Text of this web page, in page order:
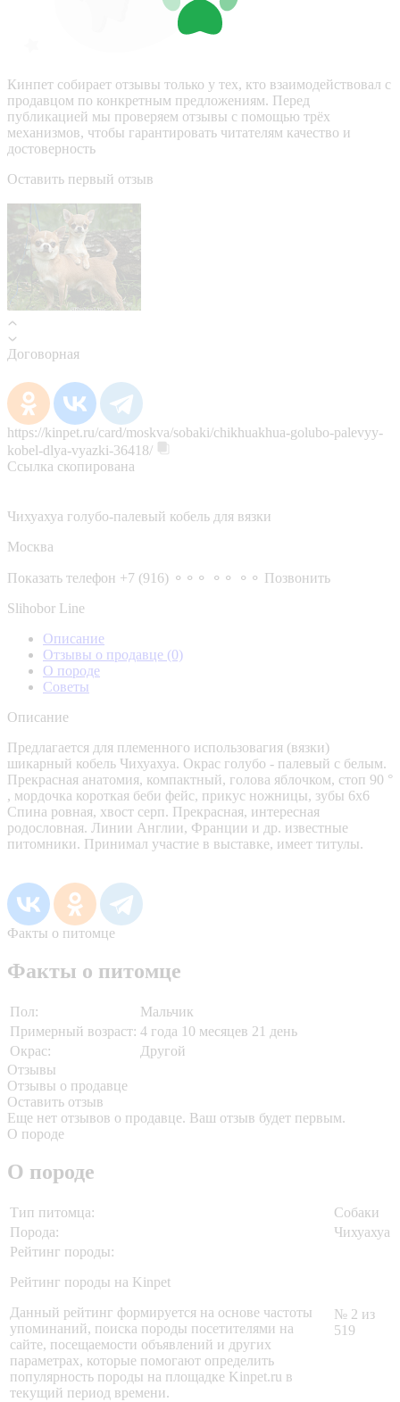
Кинпет собирает отзывы только у тех, кто взаимодействовал с
продавцом по конкретным предложениям. Перед
публикацией мы проверяем отзывы с помощью трёх
механизмов, чтобы гарантировать читателям качество и
достоверность
Оставить первый отзыв
Договорная
https://kinpet.ru/card/moskva/sobaki/chikhuakhua-golubo-palevyy-
kobel-dlya-vyazki-36418/
Ссылка скопирована
Чихуахуа голубо-палевый кобель для вязки
Москва
Показать телефон +7 (916) ⚬⚬⚬ ⚬⚬ ⚬⚬ Позвонить
Slihobor Line
Описание
Отзывы о продавце (0)
О породе
Советы
Описание
Предлагается для племенного использовагия (вязки)
шикарный кобель Чихуахуа. Окрас голубо - палевый с белым.
Прекрасная анатомия, компактный, голова яблочком, стоп 90 °
, мордочка короткая беби фейс, прикус ножницы, зубы 6х6
Спина ровная, хвост серп. Прекрасная, интересная
родословная. Линии Англии, Франции и др. известные
питомники. Принимал участие в выставке, имеет титулы.
Факты о питомце
Факты о питомце
Пол:
Мальчик
Примерный возраст: 4 года 10 месяцев 21 день
Окрас:
Другой
Отзывы
Отзывы о продавце
Оставить отзыв
Еще нет отзывов о продавце. Ваш отзыв будет первым.
О породе
О породе
Тип питомца:
Собаки
Порода:
Чихуахуа
Рейтинг породы:
Рейтинг породы на Kinpet
Данный рейтинг формируется на основе частоты
упоминаний, поиска породы посетителями на
сайте, посещаемости объявлений и других
параметрах, которые помогают определить
популярность породы на площадке Kinpet.ru в
текущий период времени.
№ 2 из
519